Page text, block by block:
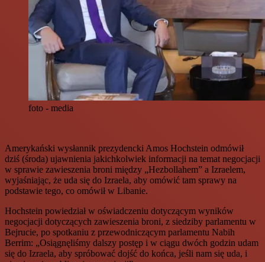
foto - media
Amerykański wysłannik prezydencki Amos Hochstein odmówił
dziś (środa) ujawnienia jakichkolwiek informacji na temat negocjacji
w sprawie zawieszenia broni między „Hezbollahem” a Izraelem,
wyjaśniając, że uda się do Izraela, aby omówić tam sprawy na
podstawie tego, co omówił w Libanie.
Hochstein powiedział w oświadczeniu dotyczącym wyników
negocjacji dotyczących zawieszenia broni, z siedziby parlamentu w
Bejrucie, po spotkaniu z przewodniczącym parlamentu Nabih
Berrim: „Osiągnęliśmy dalszy postęp i w ciągu dwóch godzin udam
się do Izraela, aby spróbować dojść do końca, jeśli nam się uda, i